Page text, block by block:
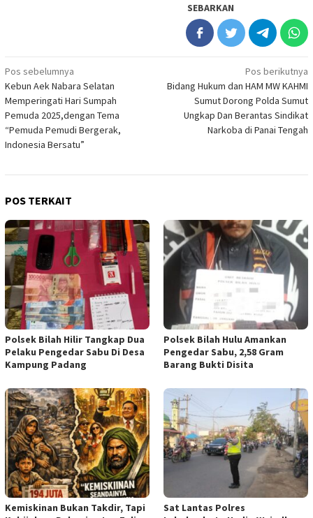
SEBARKAN
Navigasi
pos
Pos sebelumnya
Kebun Aek Nabara Selatan
Memperingati Hari Sumpah
Pemuda 2025,dengan Tema
“Pemuda Pemudi Bergerak,
Indonesia Bersatu” ‎
Pos berikutnya
Bidang Hukum dan HAM MW KAHMI
Sumut Dorong Polda Sumut
Ungkap Dan Berantas Sindikat
Narkoba di Panai Tengah
POS TERKAIT
Polsek Bilah Hilir Tangkap Dua
Pelaku Pengedar Sabu Di Desa
Kampung Padang
Polsek Bilah Hulu Amankan
Pengedar Sabu, 2,58 Gram
Barang Bukti Disita
Kemiskinan Bukan Takdir, Tapi
Sat Lantas Polres